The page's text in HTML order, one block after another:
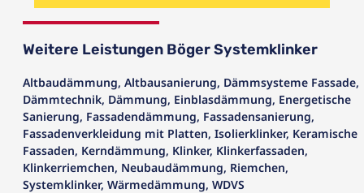
Weitere Leistungen Böger Systemklinker
Altbaudämmung, Altbausanierung, Dämmsysteme Fassade,
Dämmtechnik, Dämmung, Einblasdämmung, Energetische
Sanierung, Fassadendämmung, Fassadensanierung,
Fassadenverkleidung mit Platten, Isolierklinker, Keramische
Fassaden, Kerndämmung, Klinker, Klinkerfassaden,
Klinkerriemchen, Neubaudämmung, Riemchen,
Systemklinker, Wärmedämmung, WDVS